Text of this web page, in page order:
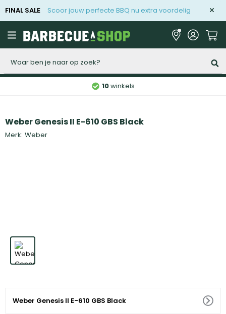
FINAL SALE Scoor jouw perfecte BBQ nu extra voordelig
10winkels
Weber Genesis II E-610 GBS Black
Merk: Weber
Weber Genesis II E-610 GBS Black